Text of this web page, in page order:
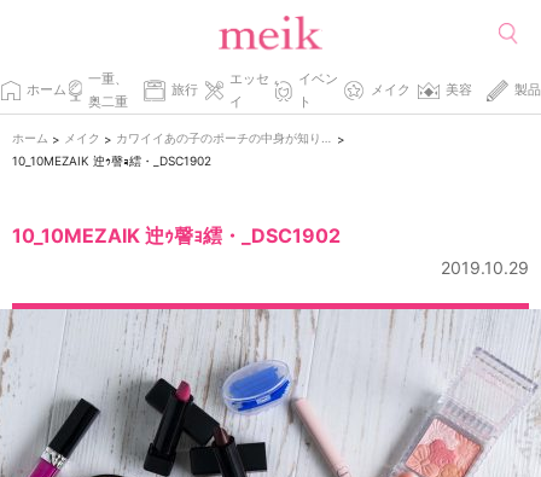
ホーム
一重、
奥二重
旅行
エッセ
イ
イベン
ト
メイク 美容 製品
ホーム > メイク >
>
10_10MEZAIK 迚ｩ謦ｮ繧・_DSC1902
10_10MEZAIK 迚ｩ謦ｮ繧・_DSC1902
2019.10.29